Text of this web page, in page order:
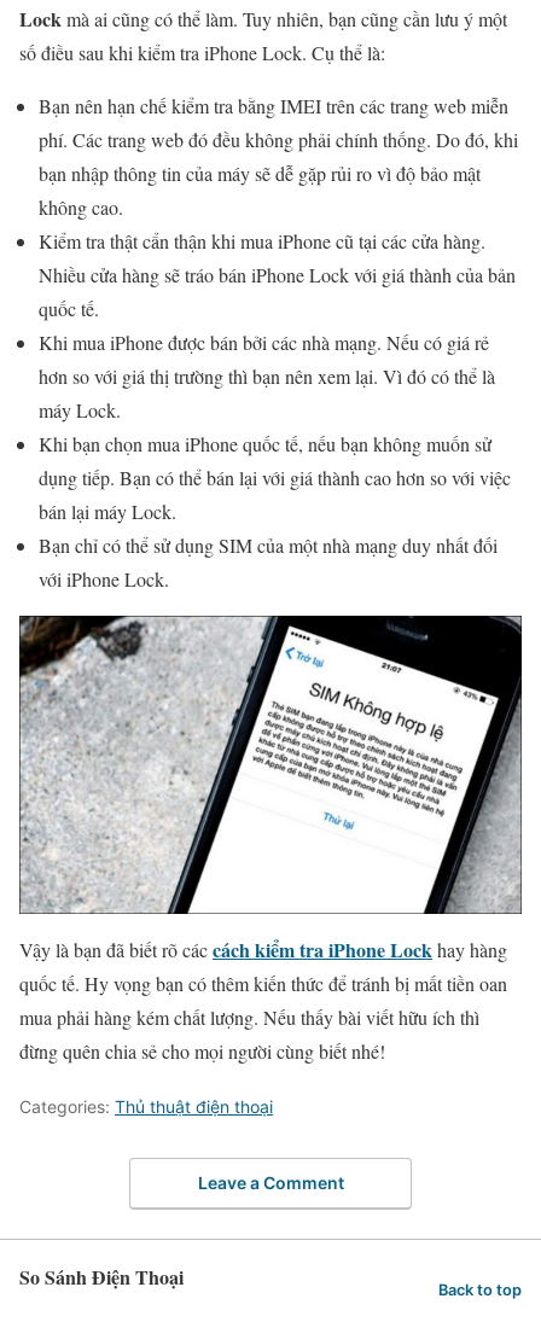
Lockmà ai cũng có thể làm. Tuy nhiên, bạn cũng cần lưu ý một
số điều sau khi kiểm tra iPhone Lock. Cụ thể là:
Bạn nên hạn chế kiểm tra bằng IMEI trên các trang web miễn
phí. Các trang web đó đều không phải chính thống. Do đó, khi
bạn nhập thông tin của máy sẽ dễ gặp rủi ro vì độ bảo mật
không cao.
Kiểm tra thật cẩn thận khi mua iPhone cũ tại các cửa hàng.
Nhiều cửa hàng sẽ tráo bán iPhone Lock với giá thành của bản
quốc tế.
Khi mua iPhone được bán bởi các nhà mạng. Nếu có giá rẻ
hơn so với giá thị trường thì bạn nên xem lại. Vì đó có thể là
máy Lock.
Khi bạn chọn mua iPhone quốc tế, nếu bạn không muốn sử
dụng tiếp. Bạn có thể bán lại với giá thành cao hơn so với việc
bán lại máy Lock.
Bạn chỉ có thể sử dụng SIM của một nhà mạng duy nhất đối
với iPhone Lock.
Vậy là bạn đã biết rõ cáccách kiểm tra iPhone Lockhay hàng
quốc tế. Hy vọng bạn có thêm kiến thức để tránh bị mất tiền oan
mua phải hàng kém chất lượng. Nếu thấy bài viết hữu ích thì
đừng quên chia sẻ cho mọi người cùng biết nhé!
Categories: Thủ thuật điện thoại
Leave a Comment
So Sánh Điện Thoại Back to top